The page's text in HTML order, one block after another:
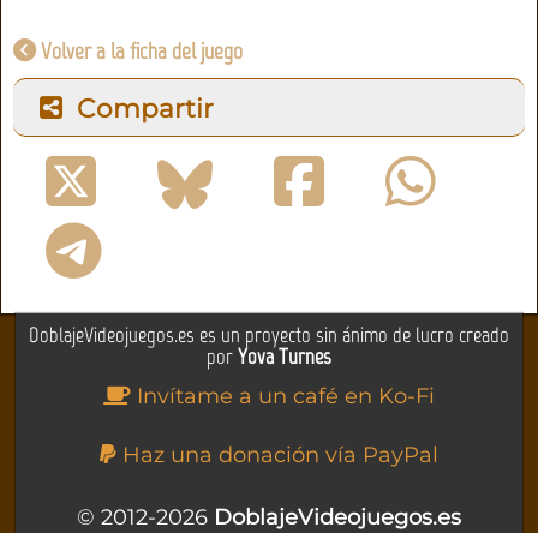
Volver a la ficha del juego
Compartir
DoblajeVideojuegos.es es un proyecto sin ánimo de lucro creado
porYova Turnes
Invítame a un café en Ko-Fi
Haz una donación vía PayPal
© 2012-2026 DoblajeVideojuegos.es